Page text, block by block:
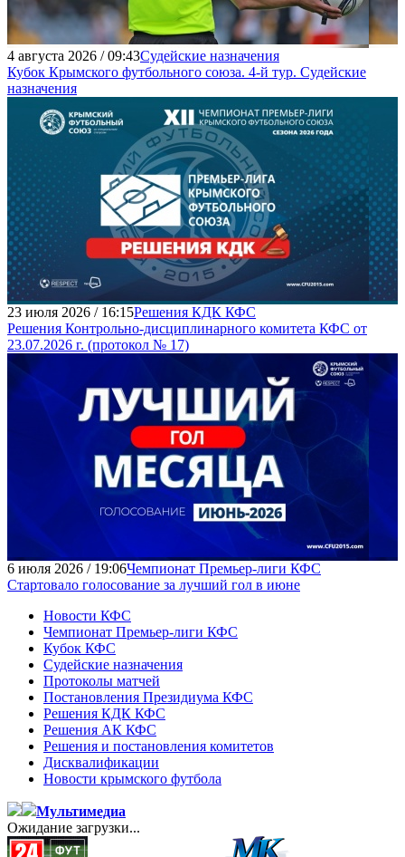
4 августа 2026 / 09:43Судейские назначения
Кубок Крымского футбольного союза. 4-й тур. Судейские
назначения
23 июля 2026 / 16:15Решения КДК КФС
Решения Контрольно-дисциплинарного комитета КФС от
23.07.2026 г. (протокол № 17)
6 июля 2026 / 19:06Чемпионат Премьер-лиги КФС
Стартовало голосование за лучший гол в июне
Новости КФС
Чемпионат Премьер-лиги КФС
Кубок КФС
Судейские назначения
Протоколы матчей
Постановления Президиума КФС
Решения КДК КФС
Решения АК КФС
Решения и постановления комитетов
Дисквалификации
Новости крымского футбола
Мультимедиа
Ожидание загрузки...